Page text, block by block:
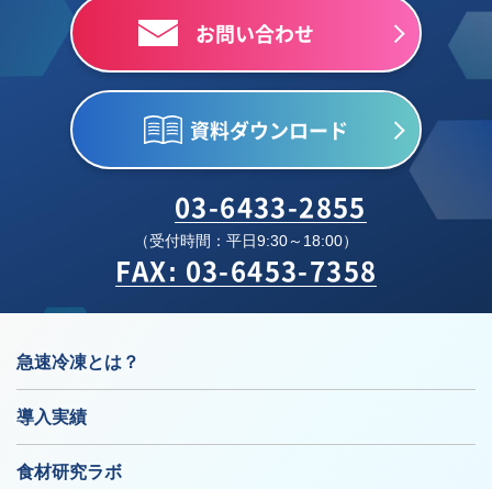
お問い合わせ
資料ダウンロード
03-6433-2855
（受付時間：平日9:30～18:00）
FAX: 03-6453-7358
急速冷凍とは？
導入実績
食材研究ラボ